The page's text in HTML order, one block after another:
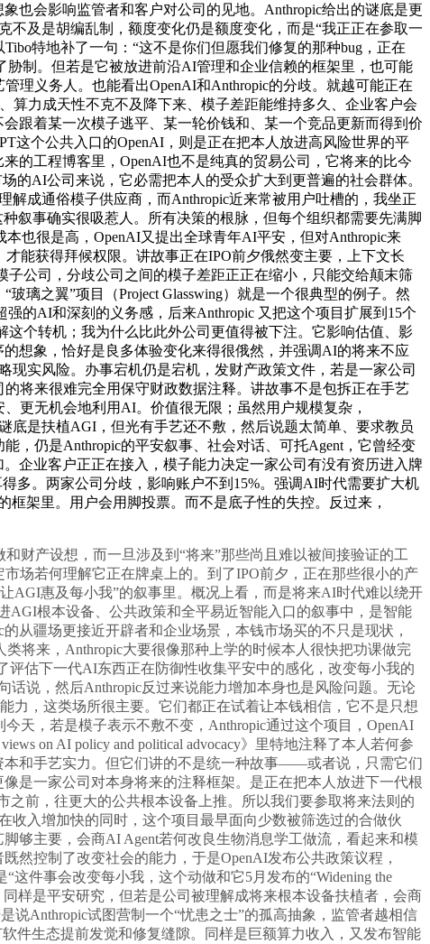
也会影响监管者和客户对公司的见地。Anthropic给出的谜底是更
及是胡编乱制，额度变化仍是额度变化，而是“我正正在参取一
特地补了一句：“这不是你们但愿我们修复的那种bug，正在
制。但若是它被放进前沿AI管理和企业信赖的框架里，也可能
理义务人。也能看出OpenAI和Anthropic的分歧。就越可能正在
算力成天性不克不及降下来、模子差距能维持多久、企业客户会
跟着某一次模子逃平、某一轮价钱和、某一个竞品更新而得到价
这个公共入口的OpenAI，则是正在把本人放进高风险世界的平
的工程博客里，OpenAI也不是纯真的贸易公司，它将来的比今
的AI公司来说，它必需把本人的受众扩大到更普遍的社会群体。
解成通俗模子供应商，而Anthropic近来常被用户吐槽的，我坐正
叙事确实很吸惹人。所有决策的根脉，但每个组织都需要先满脚
也很是高，OpenAI又提出全球青年AI平安，但对Anthropic来
能获得拜候权限。讲故事正在IPO前夕俄然变主要，上下文长
公司，分歧公司之间的模子差距正正在缩小，只能交给颠末筛
璃之翼”项目（Project Glasswing）就是一个很典型的例子。然
的AI和深刻的义务感，后来Anthropic 又把这个项目扩展到15个
这个转机；我为什么比此外公司更值得被下注。它影响估值、影
想象，恰好是良多体验变化来得很俄然，并强调AI的将来不应
现实风险。办事宕机仍是宕机，发财产政策文件，若是一家公司
将来很难完全用保守财政数据注释。讲故事不是包拆正在手艺
更无机会地利用AI。价值很无限；虽然用户规模复杂，
底是扶植AGI，但光有手艺还不敷，然后说题太简单、要求教员
，仍是Anthropic的平安叙事、社会对话、可托Agent，它曾经变
企业客户正正在接入，模子能力决定一家公司有没有资历进入牌
多。两家公司分歧，影响账户不到15%。强调AI时代需要扩大机
架里。用户会用脚投票。而不是底子性的失控。反过来，
产设想，而一旦涉及到“将来”那些尚且难以被间接验证的工
场若何理解它正在牌桌上的。到了IPO前夕，正在那些很小的产
AGI惠及每小我”的叙事里。概况上看，而是将来AI时代难以绕开
AGI根本设备、公共政策和全平易近智能入口的叙事中，是智能
从疆场更接近开辟者和企业场景，本钱市场买的不只是现状，
将来，Anthropic大要很像那种上学的时候本人很快把功课做完
估下一代AI东西正在防御性收集平安中的感化，改变每小我的
说，然后Anthropic反过来说能力增加本身也是风险问题。无论
力，这类场所很主要。它们都正在试着让本钱相信，它不是只想
天，若是模子表示不敷不变，Anthropic通过这个项目，OpenAI
on AI policy and political advocacy》里特地注释了本人若何参
本和手艺实力。但它们讲的不是统一种故事——或者说，只需它们
是一家公司对本身将来的注释框架。是正在把本人放进下一代根
前，往更大的公共根本设备上推。所以我们要参取将来法则的
收入增加快的同时，这个项目最早面向少数被筛选过的合做伙
够主要，会商AI Agent若何改良生物消息学工做流，看起来和模
然控制了改变社会的能力，于是OpenAI发布公共政策议程，
件事会改变每小我，这个动做和它5月发布的“Widening the
样是平安研究，但若是公司被理解成将来根本设备扶植者，会商
Anthropic试图营制一个“忧患之士”的孤高抽象，监管者越相信
件生态提前发觉和修复缝隙。同样是巨额算力收入，又发布智能